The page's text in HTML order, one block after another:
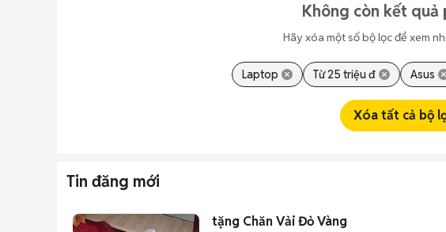
Không còn kết quả
Hãy xóa một số bộ lọc để xem
Laptop Từ 25 triệu đ Asus
Xóa tất cả bộ
Tin đăng mới
tặng Chăn Vải Đỏ Vàng